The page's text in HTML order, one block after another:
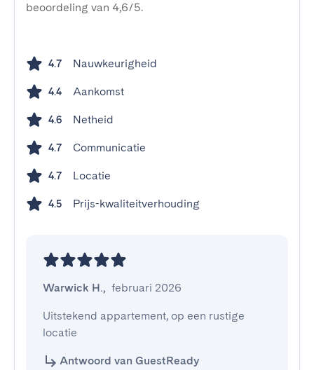
beoordeling van 4,6/5.
4.7 Nauwkeurigheid
4.4 Aankomst
4.6 Netheid
4.7 Communicatie
4.7 Locatie
4.5 Prijs-kwaliteitverhouding
Warwick H., februari 2026
Uitstekend appartement, op een rustige
locatie
Antwoord van GuestReady